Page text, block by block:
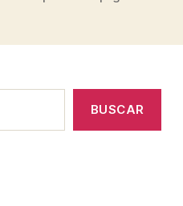
BUSCAR